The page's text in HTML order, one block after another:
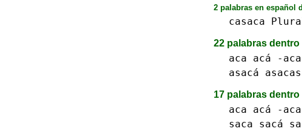
2 palabras en español
casaca
22 palabras dentro
aca acá -
asacá
17 palabras dentro
aca acá -
saca sacá